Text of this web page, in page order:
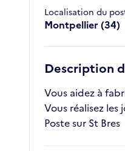
Localisation du
Montpellier (34)
Description
Vous aidez à
Vous réalisez
Poste sur St Bres